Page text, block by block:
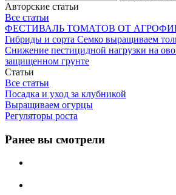
Авторские статьи
Все статьи
ФЕСТИВАЛЬ ТОМАТОВ ОТ
Гибриды и сорта Семко выращиваем
Снижение пестицидной нагрузки на
защищенном грунте
Статьи
Все статьи
Посадка и уход за клубникой
Выращиваем огурцы
Регуляторы роста
Ранее вы смотрели